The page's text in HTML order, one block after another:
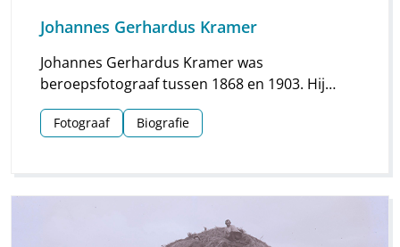
Johannes Gerhardus Kramer
Johannes Gerhardus Kramer was
beroepsfotograaf tussen 1868 en 1903. Hij
maakte vooral foto’s in Groningen, maar hij
streek ook meermaals neer in Drenthe. Vooral
Fotograaf Biografie